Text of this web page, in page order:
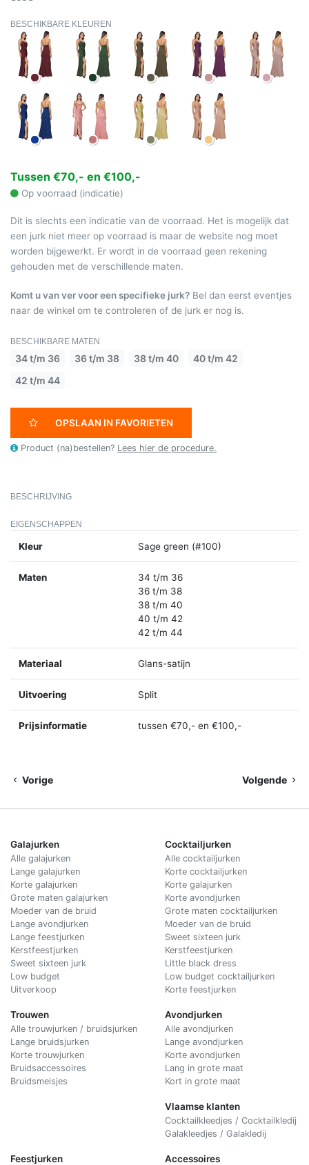
BESCHIKBARE KLEUREN
Tussen €70,- en €100,-
Op voorraad (indicatie)
Dit is slechts een indicatie van de voorraad. Het is mogelijk dat
een jurk niet meer op voorraad is maar de website nog moet
worden bijgewerkt. Er wordt in de voorraad geen rekening
gehouden met de verschillende maten.
Komt u van ver voor een specifieke jurk? Bel dan eerst eventjes
naar de winkel om te controleren of de jurk er nog is.
BESCHIKBARE MATEN
34 t/m 36 36 t/m 38 38 t/m 40
40 t/m 42
42 t/m 44
OPSLAAN IN FAVORIETEN
Product (na)bestellen? Lees hier de procedure.
BESCHRIJVING
EIGENSCHAPPEN
Kleur Sage green (#100)
Maten
34 t/m 36
36 t/m 38
38 t/m 40
40 t/m 42
42 t/m 44
Materiaal Glans-satijn
Uitvoering Split
Prijsinformatie tussen €70,- en €100,-
Vorige Volgende
Galajurken
Alle galajurken
Lange galajurken
Korte galajurken
Grote maten galajurken
Moeder van de bruid
Lange avondjurken
Lange feestjurken
Kerstfeestjurken
Sweet sixteen jurk
Low budget
Uitverkoop
Trouwen
Alle trouwjurken / bruidsjurken
Lange bruidsjurken
Korte trouwjurken
Bruidsaccessoires
Bruidsmeisjes
Cocktailjurken
Alle cocktailjurken
Korte cocktailjurken
Korte galajurken
Korte avondjurken
Grote maten cocktailjurken
Moeder van de bruid
Sweet sixteen jurk
Kerstfeestjurken
Little black dress
Low budget cocktailjurken
Korte feestjurken
Avondjurken
Alle avondjurken
Lange avondjurken
Korte avondjurken
Lang in grote maat
Kort in grote maat
Vlaamse klanten
Cocktailkleedjes / Cocktailkledij
Galakleedjes / Galakledij
Feestjurken Accessoires